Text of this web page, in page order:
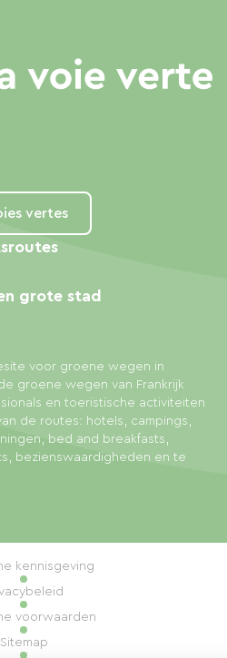
vertes
voor groene wegen in
groene wegen van Frankrijk
en toeristische activiteiten
de routes: hotels, campings,
bed and breakfasts,
bezienswaardigheden en te
grote stad
kennisgeving
voorwaarden
Sitemap